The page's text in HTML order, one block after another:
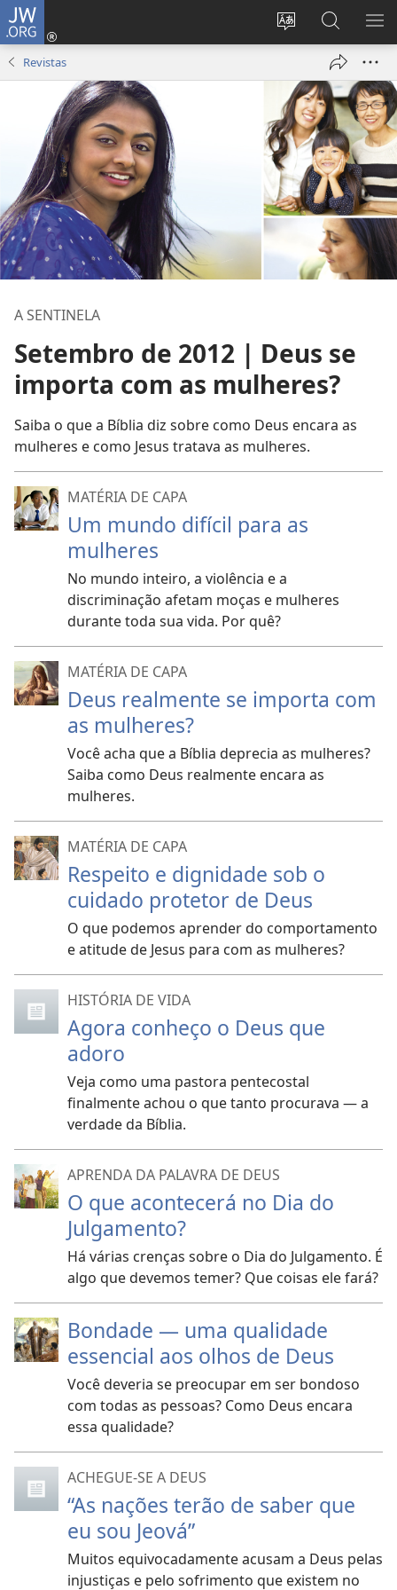
JW.ORG
Mudar
idioma
do
site
Log
janela)
Buscar
no
JW.ORG
Revistas
A SENTINELA
Setembro de 2012 | Deus se
importa com as mulheres?
Saiba o que a Bíblia diz sobre como Deus encara as
mulheres e como Jesus tratava as mulheres.
MATÉRIA DE CAPA
Um mundo difícil para as
mulheres
No mundo inteiro, a violência e a
discriminação afetam moças e mulheres
durante toda sua vida. Por quê?
MATÉRIA DE CAPA
Deus realmente se importa com
as mulheres?
Você acha que a Bíblia deprecia as mulheres?
Saiba como Deus realmente encara as
mulheres.
MATÉRIA DE CAPA
Respeito e dignidade sob o
cuidado protetor de Deus
O que podemos aprender do comportamento
e atitude de Jesus para com as mulheres?
HISTÓRIA DE VIDA
Agora conheço o Deus que
adoro
Veja como uma pastora pentecostal
finalmente achou o que tanto procurava — a
verdade da Bíblia.
APRENDA DA PALAVRA DE DEUS
O que acontecerá no Dia do
Julgamento?
Há várias crenças sobre o Dia do Julgamento. É
algo que devemos temer? Que coisas ele fará?
Bondade — uma qualidade
essencial aos olhos de Deus
Você deveria se preocupar em ser bondoso
com todas as pessoas? Como Deus encara
essa qualidade?
ACHEGUE-SE A DEUS
“As nações terão de saber que
eu sou Jeová”
Muitos equivocadamente acusam a Deus pelas
injustiças e pelo sofrimento que existem no